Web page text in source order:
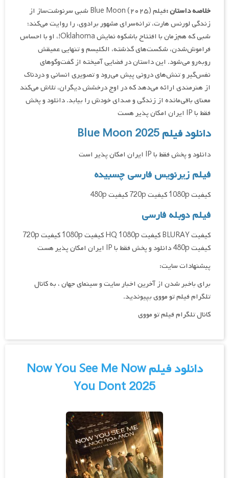
خلاصه داستان :
فیلم Blue Moon (۲۰۲۵) شبی سرنوشت‌ساز از
زندگی لورنس هارت، ترانه‌سرای مشهور برادوی، را روایت می‌کند؛
شبی که هم‌زمان با افتتاح باشکوه نمایش Oklahoma!، او با احساس
فراموش‌شدن، شکست‌های گذشته، الکلیسم و تنهایی عمیقش
روبه‌رو می‌شود. این داستان در فضایی آمیخته از گفت‌وگوهای
نفس‌گیر و تنش‌های درونی پیش می‌رود و تصویری انسانی و دردناک
از هنرمندی ارائه می‌دهد که در اوج درخشش دیگران، تلاش می‌کند
معنای باقی‌مانده از زندگی و صدای خودش را بیابد. دانلود و پخش
فقط با IP ایران امکان پذیر هست
دانلود فیلم Blue Moon 2025
دانلود و پخش فقط با IP ایران امکان پذیر است
فیلم زیرنویس فارسی چسبیده
کیفیت 1080p کیفیت 720p کیفیت 480p
فیلم دوبله فارسی
کیفیت BLURAY کیفیت HQ 1080p کیفیت 1080p کیفیت 720p
کیفیت 480p دانلود و پخش فقط با IP ایران امکان پذیر هست
پیشنهادات سایت:
برای باخبر شدن از آخرین اخبار سایت و سینمای جهان ، به کانال
تلگرام فیلم تو مووی بپیوندید.
کانال تلگرام فیلم تو مووی
دانلود فیلم Now You See Me Now
You Dont 2025